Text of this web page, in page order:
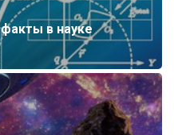
в науке